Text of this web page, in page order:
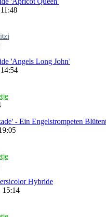
'Angels Long John'
- Ein Engelstrompeten
Hybride
15:14